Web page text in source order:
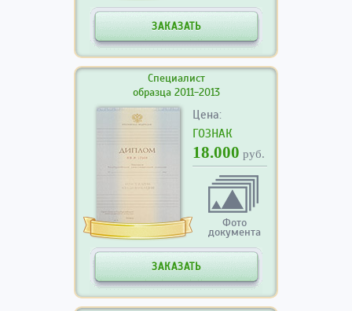
ЗАКАЗАТЬ
Специалист
образца 2011-2013
Цена:
ГОЗНАК
18.000 руб.
Фото
документа
ЗАКАЗАТЬ